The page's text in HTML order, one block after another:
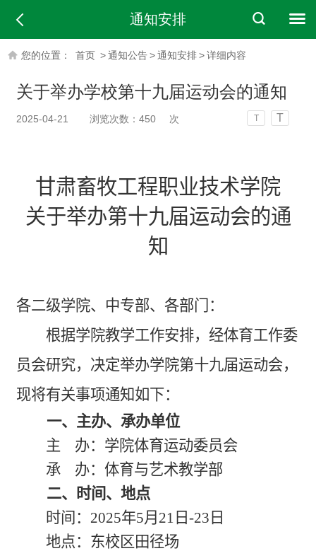
通知安排
您的位置： 首页 >通知公告>通知安排>详细内容
关于举办学校第十九届运动会的通知
2025-04-21 浏览次数： 450 次 T T
甘肃畜牧工程职业技术学院
关于举办第十九届运动会的通
知
各二级学院、中专部、各部门：
根据学院教学工作安排，经体育工作委
员会研究，决定举办学院第十九届运动会，
现将有关事项通知如下：
一、主办、承办单位
主 办： 学院体育运动委员会
承 办：体育与艺术教学部
二、时间、地点
时间： 2025年5月 21日-23日
地点：东校区田径场